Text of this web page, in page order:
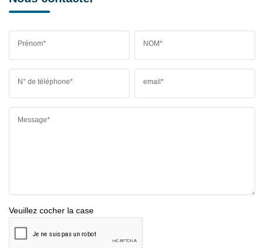
Prénom* NOM*
N° de téléphone* email*
Message*
Veuillez cocher la case